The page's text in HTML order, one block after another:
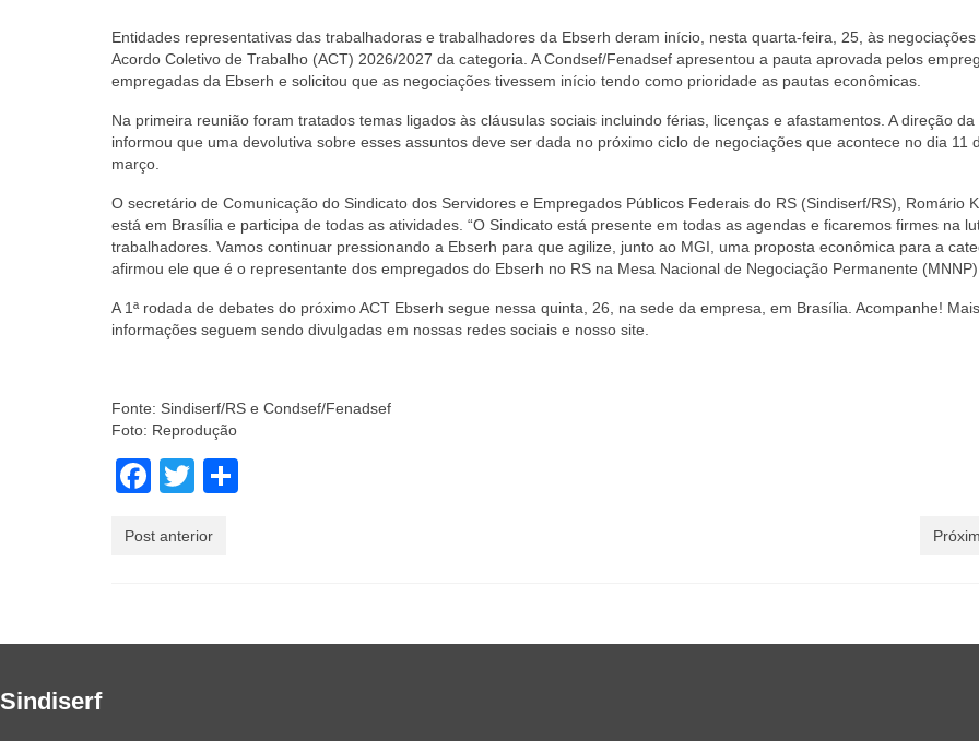
Entidades representativas das trabalhadoras e trabalhadores da Ebserh deram início, nesta quarta-feira, 25, às negociações
Acordo Coletivo de Trabalho (ACT) 2026/2027 da categoria. A Condsef/Fenadsef apresentou a pauta aprovada pelos
empregadas da Ebserh e solicitou que as negociações tivessem início tendo como prioridade as pautas econômicas.
Na primeira reunião foram tratados temas ligados às cláusulas sociais incluindo férias, licenças e afastamentos. A direção da
informou que uma devolutiva sobre esses assuntos deve ser dada no próximo ciclo de negociações que acontece no dia 11
março.
O secretário de Comunicação do Sindicato dos Servidores e Empregados Públicos Federais do RS (Sindiserf/RS), Romário
está em Brasília e participa de todas as atividades. “O Sindicato está presente em todas as agendas e ficaremos firmes na
trabalhadores. Vamos continuar pressionando a Ebserh para que agilize, junto ao MGI, uma proposta econômica para a
afirmou ele que é o representante dos empregados do Ebserh no RS na Mesa Nacional de Negociação Permanente (MNNP).
A 1ª rodada de debates do próximo ACT Ebserh segue nessa quinta, 26, na sede da empresa, em Brasília. Acompanhe! Mais
informações seguem sendo divulgadas em nossas redes sociais e nosso site.
Fonte: Sindiserf/RS e Condsef/Fenadsef
Foto: Reprodução
Facebook
Twitter
Post anterior
Sindiserf